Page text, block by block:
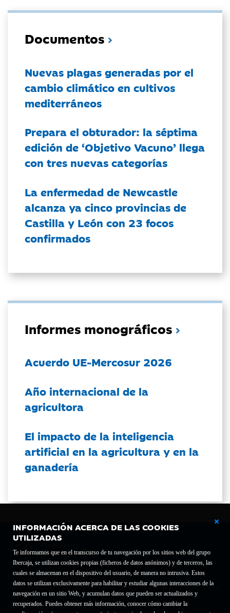
INFORMACIÓN ACERCA DE LAS COOKIES
UTILIZADAS
Te informamos que en el transcurso de tu navegación por los sitios web del grupo
Ibercaja, se utilizan cookies propias (ficheros de datos anónimos) y de terceros, las
cuales se almacenan en el dispositivo del usuario, de manera no intrusiva. Estos
datos se utilizan exclusivamente para habilitar y estudiar algunas interacciones de la
navegación en un sitio Web, y acumulan datos que pueden ser actualizados y
recuperados. Puedes obtener más información, conocer cómo cambiar la
Documentos
Nuevas plagas generadas por el
cambio climático en cultivos
mediterráneos
Prepara el obturador: la séptima
edición de ‘Objetivo Vacuno’ llega
con tres nuevas categorías
La enfermedad de Newcastle
alcanza ya cinco provincias de
Castilla y León con 23 focos
confirmados
Informes monográficos
Acuerdo UE-Mercosur 2026
Año internacional de la
agricultora
El impacto de la inteligencia
artificial en la agricultura y en la
ganadería
Fundación Bancaria Ibercaja C.I.F. G-50000652.
Inscrita en el Registro de Fundaciones del Mº de Educación, Cultura y Deporte con el nº
1689.
Domicilio social: Joaquín Costa, 13. 50001 Zaragoza.